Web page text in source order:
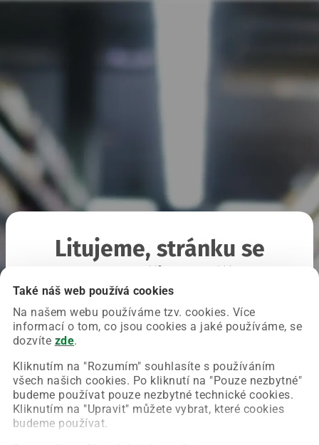
Také náš web používá cookies
Na našem webu používáme tzv. cookies. Více
informací o tom, co jsou cookies a jaké používáme, se
dozvíte zde.
Kliknutím na "Rozumím" souhlasíte s používáním
všech našich cookies. Po kliknutí na "Pouze nezbytné"
budeme používat pouze nezbytné technické cookies.
Kliknutím na "Upravit" můžete vybrat, které cookies
budeme používat.
Litujeme, stránku se
Chyba nastala na naší straně a už ji opravujeme.
Zkuste prosím znovu načíst požadovanou stránku.
Obnovit stránku Úvodní strana